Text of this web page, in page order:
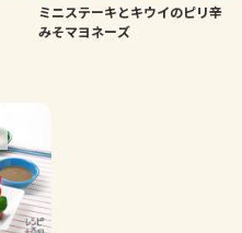
ミニステーキとキウイのピリ辛
みそマヨネーズ